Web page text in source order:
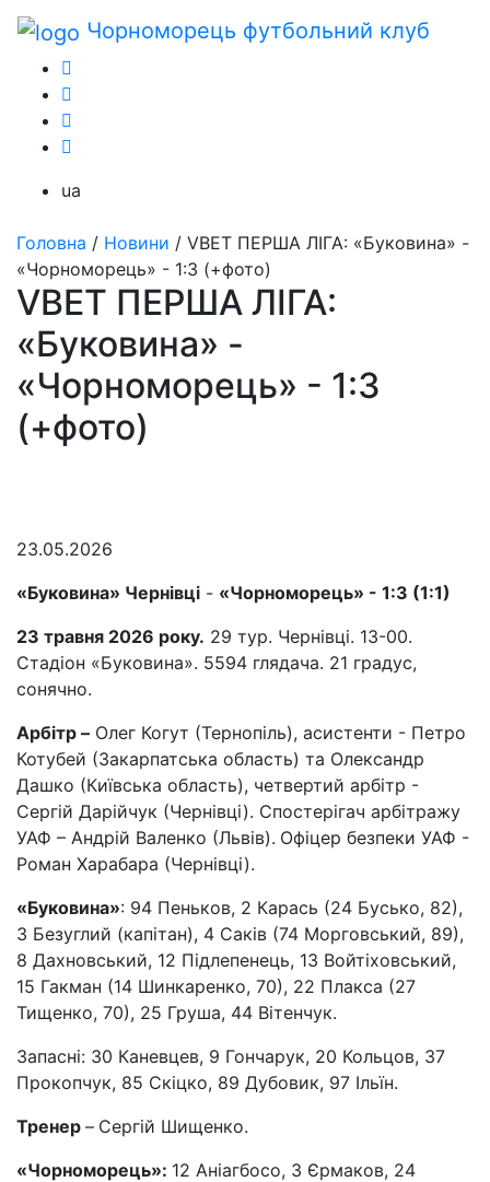
Чорноморець футбольний клуб
ua
Головна / Новини / VBET ПЕРША ЛІГА: «Буковина» -
«Чорноморець» - 1:3 (+фото)
VBET ПЕРША ЛІГА:
«Буковина» -
«Чорноморець» - 1:3
(+фото)
23.05.2026
«Буковина» Чернівці - «Чорноморець» - 1:3 (1:1)
23 травня 2026 року. 29 тур. Чернівці. 13-00.
Стадіон «Буковина». 5594 глядача. 21 градус,
сонячно.
Арбітр – Олег Когут (Тернопіль), асистенти - Петро
Котубей (Закарпатська область) та Олександр
Дашко (Київська область), четвертий арбітр -
Сергій Дарійчук (Чернівці). Спостерігач арбітражу
УАФ – Андрій Валенко (Львів). Офіцер безпеки УАФ -
Роман Харабара (Чернівці).
«Буковина»: 94 Пеньков, 2 Карась (24 Бусько, 82),
3 Безуглий (капітан), 4 Саків (74 Морговський, 89),
8 Дахновський, 12 Підлепенець, 13 Войтіховський,
15 Гакман (14 Шинкаренко, 70), 22 Плакса (27
Тищенко, 70), 25 Груша, 44 Вітенчук.
Запасні: 30 Каневцев, 9 Гончарук, 20 Кольцов, 37
Прокопчук, 85 Скіцко, 89 Дубовик, 97 Ільїн.
Тренер – Сергій Шищенко.
«Чорноморець»: 12 Аніагбосо, 3 Єрмаков, 24